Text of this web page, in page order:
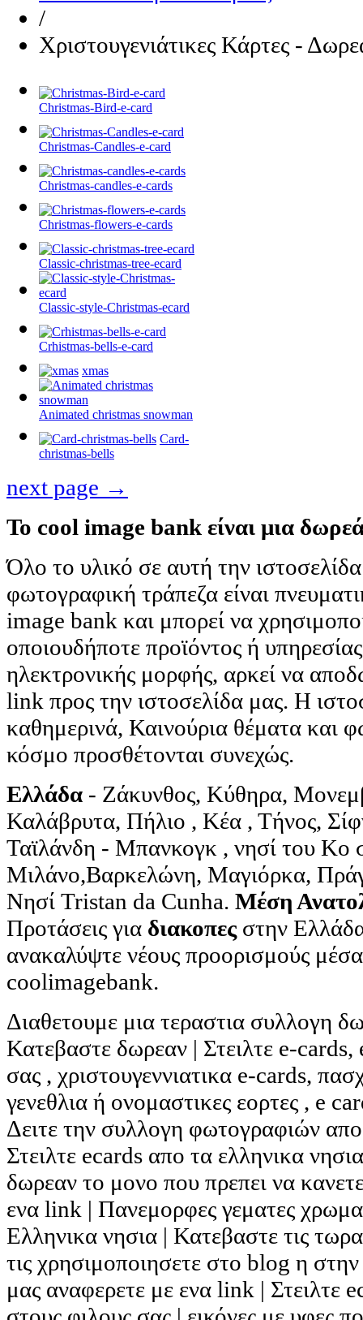
/
Χριστουγενιάτικες Κάρτες -
Christmas-Bird-e-card
Christmas-Candles-e-card
Christmas-candles-e-cards
Christmas-flowers-e-cards
Classic-christmas-tree-ecard
Classic-style-Christmas-ecard
Crhistmas-bells-e-card
xmas
Animated christmas snowman
Card-
christmas-bells
next page →
Το cool image bank είναι μια
Όλο το υλικό σε αυτή την ιστοσελίδα
φωτογραφική τράπεζα είναι
image bank και μπορεί να
οποιουδήποτε προϊόντος ή υπηρεσίας
ηλεκτρονικής μορφής, αρκεί να
link προς την ιστοσελίδα μας. Η
καθημερινά, Καινούρια θέματα και
κόσμο προσθέτονται συνεχώς.
Ελλάδα - Ζάκυνθος, Κύθηρα,
Καλάβρυτα, Πήλιο , Κέα , Τήνος,
Ταϊλάνδη - Μπανκογκ , νησί του Κο
Μιλάνο,Βαρκελώνη, Μαγιόρκα,
Νησί Tristan da Cunha. Μέση
Προτάσεις για διακοπες στην
ανακαλύψτε νέους προορισμούς μέσα
coolimagebank.
Διαθετουμε μια τεραστια συλλογη
Κατεβαστε δωρεαν | Στειλτε e-cards,
σας , χριστουγεννιατικα e-cards,
γενεθλια ή ονομαστικες εορτες , e
Δειτε την συλλογη φωτογραφιών
Στειλτε ecards απο τα ελληνικα
δωρεαν το μονο που πρεπει να
ενα link | Πανεμορφες γεματες
Ελληνικα νησια | Κατεβαστε τις
τις χρησιμοποιησετε στο blog η
μας αναφερετε με ενα link | Στειλτε